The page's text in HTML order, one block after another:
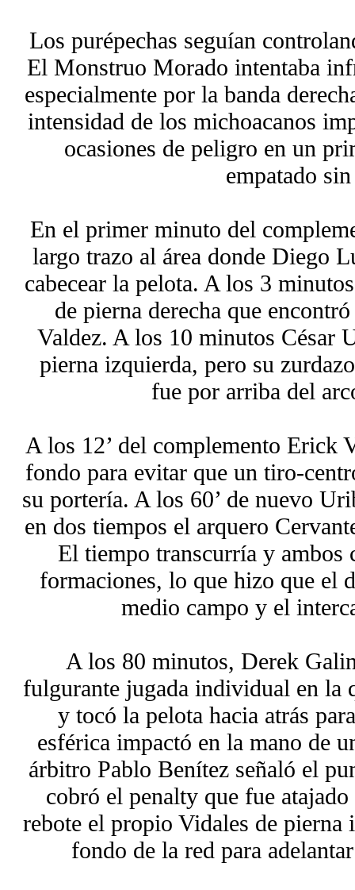
Los purépechas seguían
El Monstruo Morado intentaba
especialmente por la banda
intensidad de los michoacanos
ocasiones de peligro en un
empatado
En el primer minuto del
largo trazo al área donde Diego
cabecear la pelota. A los 3
de pierna derecha que
Valdez. A los 10 minutos César
pierna izquierda, pero su
fue por arriba del
A los 12’ del complemento Erick
fondo para evitar que un tiro-
su portería. A los 60’ de nuevo
en dos tiempos el arquero
El tiempo transcurría y ambos
formaciones, lo que hizo que el
medio campo y el
A los 80 minutos, Derek
fulgurante jugada individual en la
y tocó la pelota hacia atrás
esférica impactó en la mano de
árbitro Pablo Benítez señaló el
cobró el penalty que fue
rebote el propio Vidales de pierna
fondo de la red para